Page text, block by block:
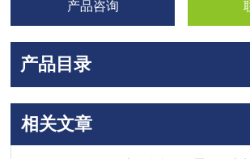
产品咨询
产品目录
相关文章